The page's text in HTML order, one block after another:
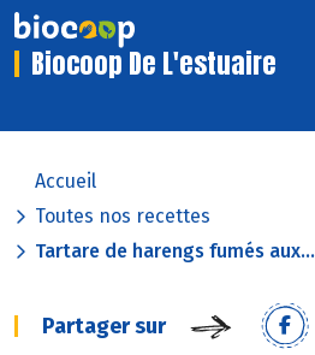
Biocoop De L'estuaire
Accueil
Toutes nos recettes
Tartare de harengs fumés aux...
Partager sur